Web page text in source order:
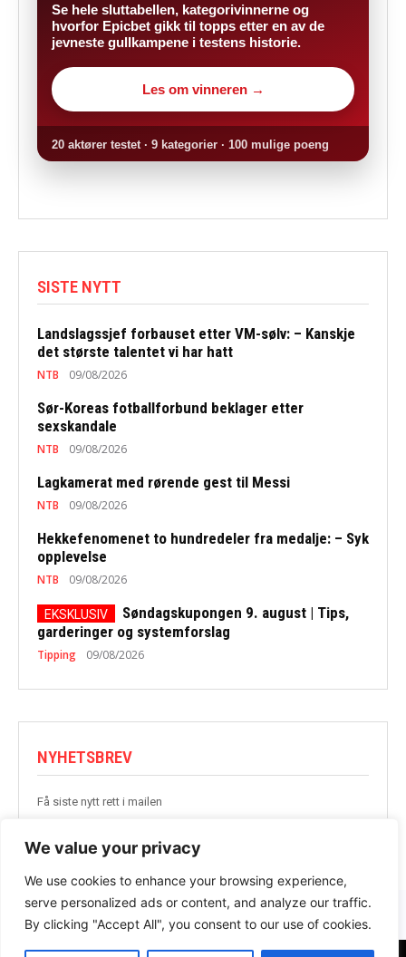
We value your privacy
We use cookies to enhance your browsing experience,
serve personalized ads or content, and analyze our traffic.
By clicking "Accept All", you consent to our use of cookies.
Se hele sluttabellen, kategorivinnerne og
hvorfor Epicbet gikk til topps etter en av de
jevneste gullkampene i testens historie.
Les om vinneren →
20 aktører testet · 9 kategorier · 100 mulige poeng
SISTE NYTT
Landslagssjef forbauset etter VM-sølv: – Kanskje
det største talentet vi har hatt
NTB 09/08/2026
Sør-Koreas fotballforbund beklager etter
sexskandale
NTB 09/08/2026
Lagkamerat med rørende gest til Messi
NTB 09/08/2026
Hekkefenomenet to hundredeler fra medalje: – Syk
opplevelse
NTB 09/08/2026
Søndagskupongen 9. august | Tips,
garderinger og systemforslag
Tipping 09/08/2026
NYHETSBREV
Få siste nytt rett i mailen